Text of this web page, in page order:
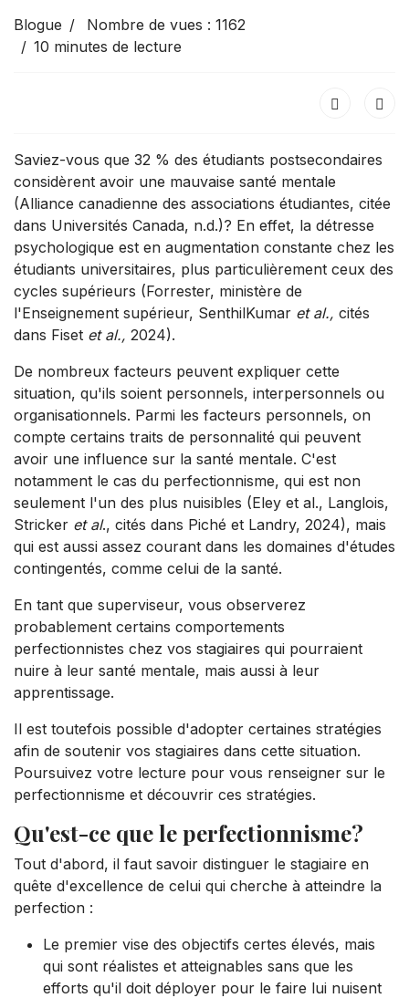
Blogue
Nombre de vues : 1162
10 minutes de lecture
Saviez-vous que 32 % des étudiants postsecondaires
considèrent avoir une mauvaise santé mentale
(Alliance canadienne des associations étudiantes, citée
dans Universités Canada, n.d.)? En effet, la détresse
psychologique est en augmentation constante chez les
étudiants universitaires, plus particulièrement ceux des
cycles supérieurs (Forrester, ministère de
l'Enseignement supérieur, SenthilKumar et al., cités
dans Fiset et al., 2024).
De nombreux facteurs peuvent expliquer cette
situation, qu'ils soient personnels, interpersonnels ou
organisationnels. Parmi les facteurs personnels, on
compte certains traits de personnalité qui peuvent
avoir une influence sur la santé mentale. C'est
notamment le cas du perfectionnisme, qui est non
seulement l'un des plus nuisibles (Eley et al., Langlois,
Stricker et al., cités dans Piché et Landry, 2024), mais
qui est aussi assez courant dans les domaines d'études
contingentés, comme celui de la santé.
En tant que superviseur, vous observerez
probablement certains comportements
perfectionnistes chez vos stagiaires qui pourraient
nuire à leur santé mentale, mais aussi à leur
apprentissage.
Il est toutefois possible d'adopter certaines stratégies
afin de soutenir vos stagiaires dans cette situation.
Poursuivez votre lecture pour vous renseigner sur le
perfectionnisme et découvrir ces stratégies.
Qu'est-ce que le perfectionnisme?
Tout d'abord, il faut savoir distinguer le stagiaire en
quête d'excellence de celui qui cherche à atteindre la
perfection :
Le premier vise des objectifs certes élevés, mais
qui sont réalistes et atteignables sans que les
efforts qu'il doit déployer pour le faire lui nuisent